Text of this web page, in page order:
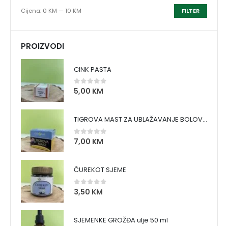
FILTER
Cijena: 0 KM — 10 KM
PROIZVODI
CINK PASTA
0 out of 5
5,00 KM
TIGROVA MAST ZA UBLAŽAVANJE BOLOVA I ZAGRIJAVANJE MIŠIĆA
0 out of 5
7,00 KM
ČUREKOT SJEME
0 out of 5
3,50 KM
SJEMENKE GROŽĐA ulje 50 ml